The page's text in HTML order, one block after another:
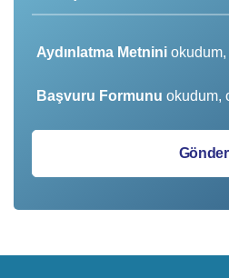
Aydınlatma Metnini okudum,
Başvuru Formunu okudum,